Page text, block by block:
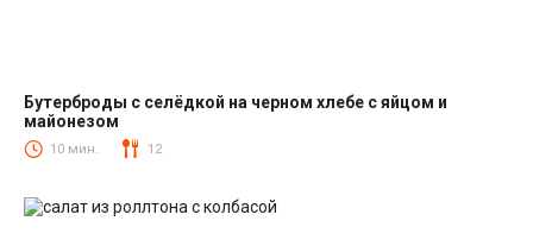
Закуски
Бутерброды с селёдкой на черном хлебе с яйцом и
майонезом
10 мин. 12